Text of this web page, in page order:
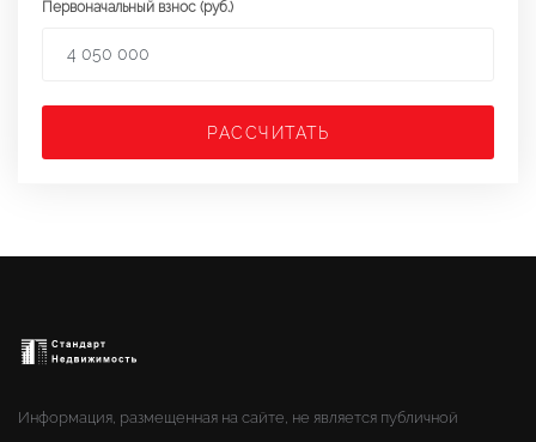
Первоначальный взнос (руб.)
РАССЧИТАТЬ
Информация, размещенная на сайте, не является публичной